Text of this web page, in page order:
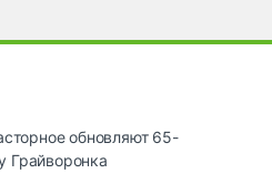
обновляют 65-
Грайворонка